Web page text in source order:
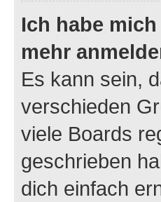
Ich habe
mehr
Es kann sein,
verschieden
viele Boards
geschrieben
dich einfach